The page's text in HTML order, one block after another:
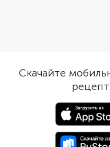
кардамон.
Скачайте